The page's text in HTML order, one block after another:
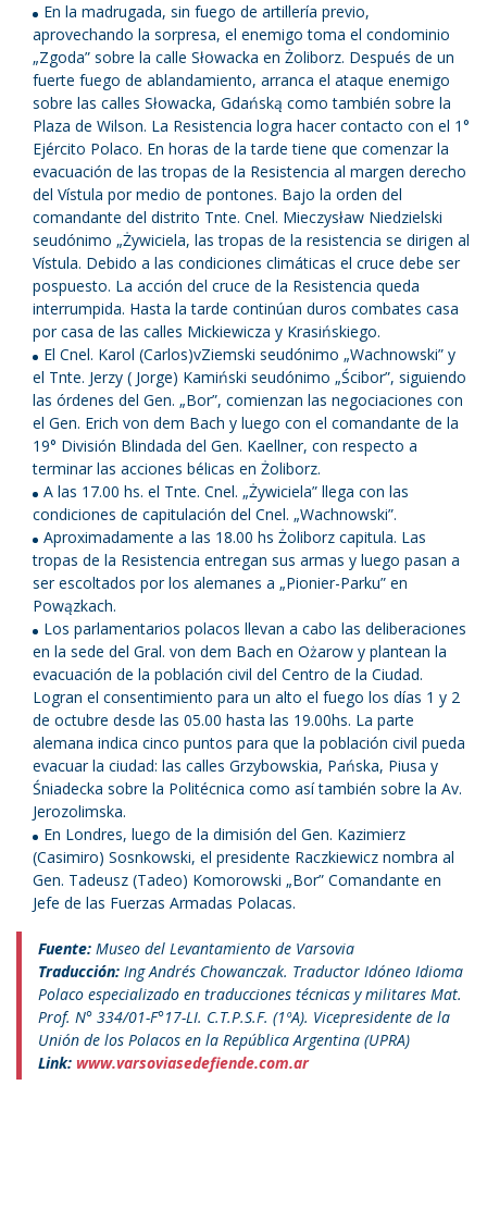
En la madrugada, sin fuego de artillería previo,
aprovechando la sorpresa, el enemigo toma el condominio
„Zgoda” sobre la calle Słowacka en Żoliborz. Después de un
fuerte fuego de ablandamiento, arranca el ataque enemigo
sobre las calles Słowacka, Gdańską como también sobre la
Plaza de Wilson. La Resistencia logra hacer contacto con el 1°
Ejército Polaco. En horas de la tarde tiene que comenzar la
evacuación de las tropas de la Resistencia al margen derecho
del Vístula por medio de pontones. Bajo la orden del
comandante del distrito Tnte. Cnel. Mieczysław Niedzielski
seudónimo „Żywiciela, las tropas de la resistencia se dirigen al
Vístula. Debido a las condiciones climáticas el cruce debe ser
pospuesto. La acción del cruce de la Resistencia queda
interrumpida. Hasta la tarde continúan duros combates casa
por casa de las calles Mickiewicza y Krasińskiego.
El Cnel. Karol (Carlos)vZiemski seudónimo „Wachnowski” y
el Tnte. Jerzy ( Jorge) Kamiński seudónimo „Ścibor”, siguiendo
las órdenes del Gen. „Bor”, comienzan las negociaciones con
el Gen. Erich von dem Bach y luego con el comandante de la
19° División Blindada del Gen. Kaellner, con respecto a
terminar las acciones bélicas en Żoliborz.
A las 17.00 hs. el Tnte. Cnel. „Żywiciela” llega con las
condiciones de capitulación del Cnel. „Wachnowski”.
Aproximadamente a las 18.00 hs Żoliborz capitula. Las
tropas de la Resistencia entregan sus armas y luego pasan a
ser escoltados por los alemanes a „Pionier-Parku” en
Powązkach.
Los parlamentarios polacos llevan a cabo las deliberaciones
en la sede del Gral. von dem Bach en Ożarow y plantean la
evacuación de la población civil del Centro de la Ciudad.
Logran el consentimiento para un alto el fuego los días 1 y 2
de octubre desde las 05.00 hasta las 19.00hs. La parte
alemana indica cinco puntos para que la población civil pueda
evacuar la ciudad: las calles Grzybowskia, Pańska, Piusa y
Śniadecka sobre la Politécnica como así también sobre la Av.
Jerozolimska.
En Londres, luego de la dimisión del Gen. Kazimierz
(Casimiro) Sosnkowski, el presidente Raczkiewicz nombra al
Gen. Tadeusz (Tadeo) Komorowski „Bor” Comandante en
Jefe de las Fuerzas Armadas Polacas.
Fuente: Museo del Levantamiento de Varsovia
Traducción: Ing Andrés Chowanczak. Traductor Idóneo Idioma
Polaco especializado en traducciones técnicas y militares Mat.
Prof. N° 334/01-F°17-LI. C.T.P.S.F. (1ºA). Vicepresidente de la
Unión de los Polacos en la República Argentina (UPRA)
Link: www.varsoviasedefiende.com.ar